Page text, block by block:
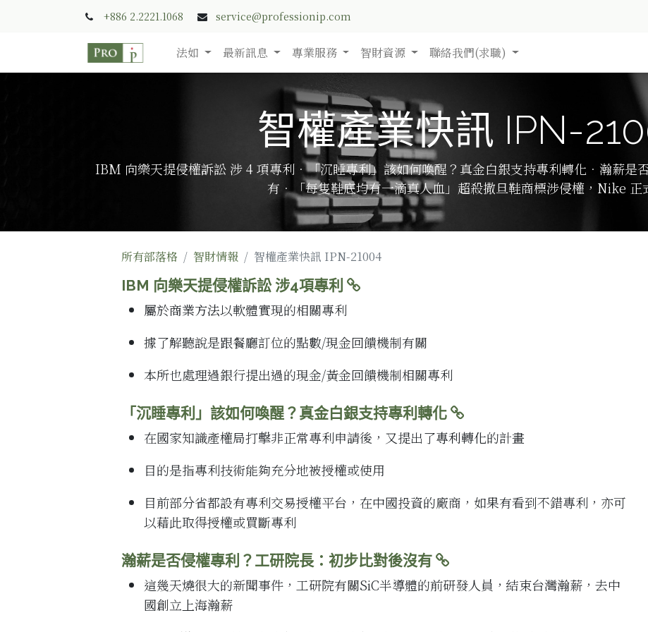
+886 2.2221.1068 service@professionip.com
法如 最新訊息 專業服務 智財資源 聯絡我們(求職)
智權產業快訊 IPN-
IBM 向樂天提侵權訴訟 涉 4 項專利．「沉睡專利」該如何喚醒？真金白銀支持專利轉化．瀚薪是
有．「每隻鞋底均有一滴真人血」超殺撒旦鞋商標涉侵權，Nike 正
所有部落格 智財情報 智權產業快訊 IPN-21004
IBM 向樂天提侵權訴訟 涉4項專利
屬於商業方法以軟體實現的相關專利
據了解聽說是跟餐廳訂位的點數/現金回饋機制有關
本所也處理過銀行提出過的現金/黃金回饋機制相關專利
「沉睡專利」該如何喚醒？真金白銀支持專利轉化
在國家知識產權局打擊非正常專利申請後，又提出了專利轉化的計畫
目的是指專利技術能夠充分地被授權或使用
目前部分省都設有專利交易授權平台，在中國投資的廠商，如果有看到不錯專利，亦可
以藉此取得授權或買斷專利
瀚薪是否侵權專利？工研院長：初步比對後沒有
這幾天燒很大的新聞事件，工研院有關SiC半導體的前研發人員，結束台灣瀚薪，去中
國創立上海瀚薪